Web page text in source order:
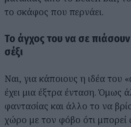
το σκάφος που περνάει.
Το άγχος του να σε πιάσουν
σέξι
Ναι, για κάποιους η ιδέα του
έχει μια έξτρα ένταση. Όμως
φαντασίας και άλλο το να
χώρο με τον φόβο ότι